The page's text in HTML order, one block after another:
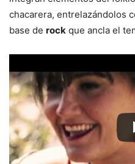
chacarera, entrelazándolos
base de rock que ancla el